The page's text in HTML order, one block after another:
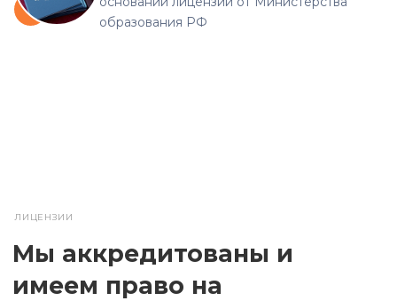
образования РФ
ЛИЦЕНЗИИ
Мы аккредитованы и
имеем право на